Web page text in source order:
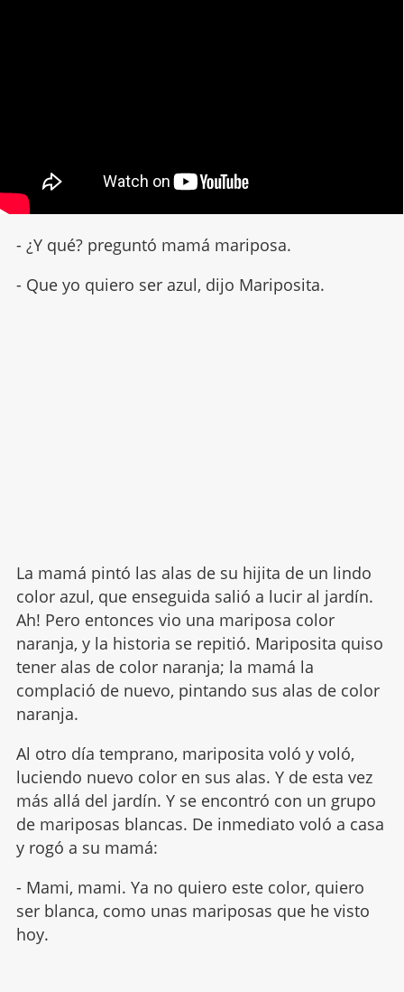
- ¿Y qué? preguntó mamá mariposa.
- Que yo quiero ser azul, dijo Mariposita.
La mamá pintó las alas de su hijita de un lindo
color azul, que enseguida salió a lucir al jardín.
Ah! Pero entonces vio una mariposa color
naranja, y la historia se repitió. Mariposita quiso
tener alas de color naranja; la mamá la
complació de nuevo, pintando sus alas de color
naranja.
Al otro día temprano, mariposita voló y voló,
luciendo nuevo color en sus alas. Y de esta vez
más allá del jardín. Y se encontró con un grupo
de mariposas blancas. De inmediato voló a casa
y rogó a su mamá:
- Mami, mami. Ya no quiero este color, quiero
ser blanca, como unas mariposas que he visto
hoy.